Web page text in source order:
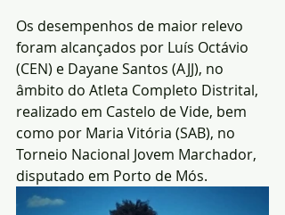
Os desempenhos de maior relevo
foram alcançados por Luís Octávio
(CEN) e Dayane Santos (AJJ), no
âmbito do Atleta Completo Distrital,
realizado em Castelo de Vide, bem
como por Maria Vitória (SAB), no
Torneio Nacional Jovem Marchador,
disputado em Porto de Mós.